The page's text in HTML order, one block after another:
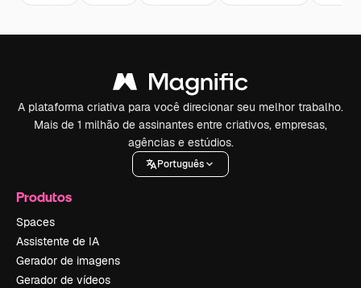
A plataforma criativa para você direcionar seu melhor trabalho.
Mais de 1 milhão de assinantes entre criativos, empresas,
agências e estúdios.
Português
Produtos
Spaces
Assistente de IA
Gerador de imagens
Gerador de vídeos